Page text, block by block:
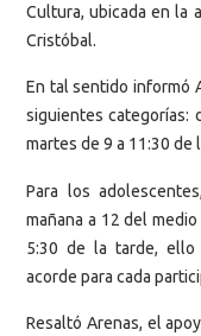
Cultura, ubicada en la
Cristóbal.
En tal sentido informó
siguientes categorías:
martes de 9 a 11:30 de
Para los
mañana a 12 del
5:30 de la tarde, ello
acorde para cada
Resaltó Arenas, el